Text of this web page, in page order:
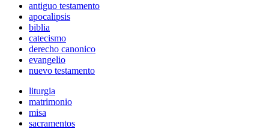
antiguo testamento
apocalipsis
biblia
catecismo
derecho canonico
evangelio
nuevo testamento
liturgia
matrimonio
misa
sacramentos